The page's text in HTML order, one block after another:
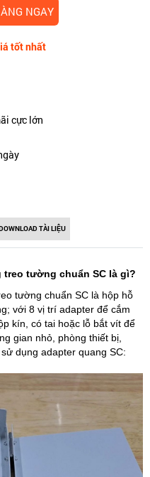
NGAY
tốt nhất
cực lớn
TÀI LIỆU
treo tường chuẩn SC là gì?
tường chuẩn SC là hộp hỗ
với 8 vị trí adapter để cắm
kín, có tai hoặc lỗ bắt vít để
gian nhỏ, phòng thiết bị,
dụng adapter quang SC: